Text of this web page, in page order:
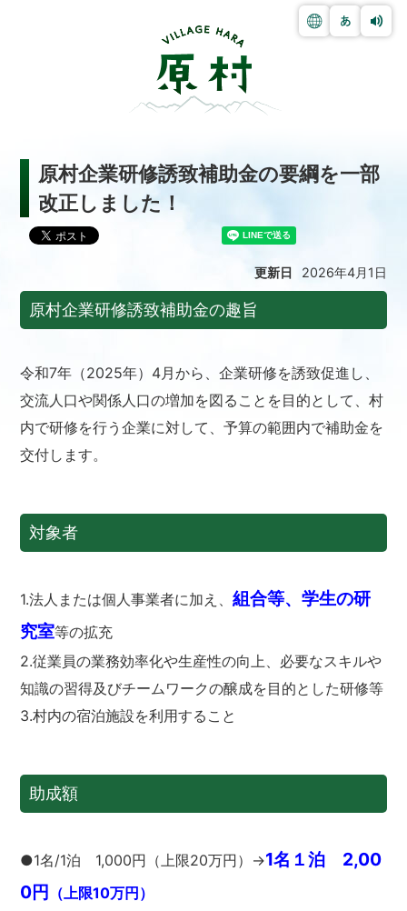
原村企業研修誘致補助金の要綱を一部
改正しました！
更新日 2026年4月1日
原村企業研修誘致補助金の趣旨
令和7年（2025年）4月から、企業研修を誘致促進し、
交流人口や関係人口の増加を図ることを目的として、村
内で研修を行う企業に対して、予算の範囲内で補助金を
交付します。
対象者
1.法人または個人事業者に加え、組合等、学生の研
究室等の拡充
2.従業員の業務効率化や生産性の向上、必要なスキルや
知識の習得及びチームワークの醸成を目的とした研修等
3.村内の宿泊施設を利用すること
助成額
●1名/1泊 1,000円（上限20万円）→1名１泊 2,00
0円 （上限10万円）